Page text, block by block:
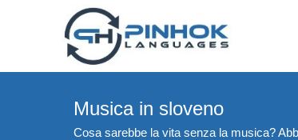
Musica in sloveno
Cosa sarebbe la vita senza la musica?